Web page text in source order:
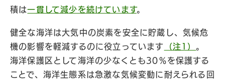
積は一貫して減少を続けています。
健全な海洋は大気中の炭素を安全に貯蔵し、気候危
機の影響を軽減するのに役立っています
（注1） 。
海洋保護区として海洋の少なくとも30％を保護する
ことで、海洋生態系は急激な気候変動に耐えられる回